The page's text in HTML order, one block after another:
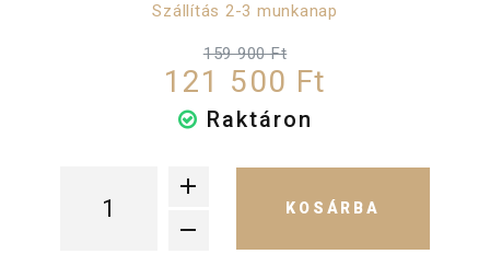
Szállítás 2-3 munkanap
159 900 Ft
121 500 Ft
Raktáron
KOSÁRBA